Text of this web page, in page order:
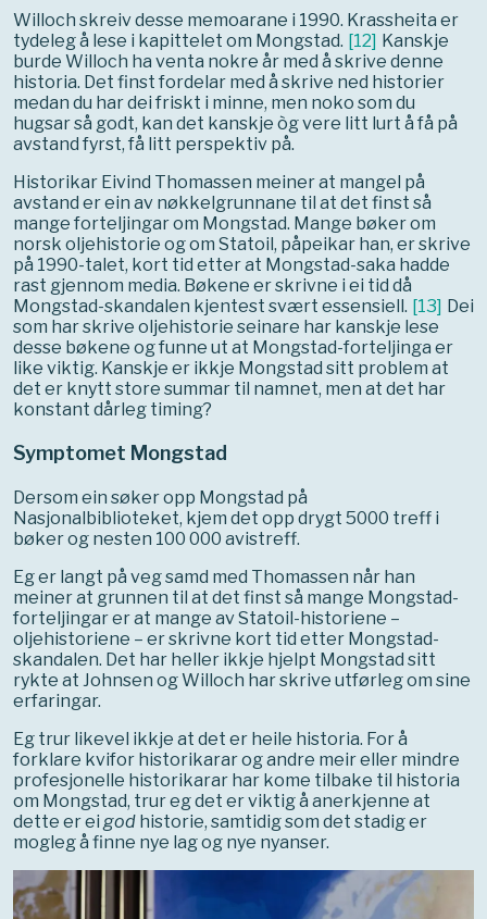
Willoch skreiv desse memoarane i 1990. Krassheita er
tydeleg å lese i kapittelet om Mongstad. [12] Kanskje
burde Willoch ha venta nokre år med å skrive denne
historia. Det finst fordelar med å skrive ned historier
medan du har dei friskt i minne, men noko som du
hugsar så godt, kan det kanskje òg vere litt lurt å få på
avstand fyrst, få litt perspektiv på.
Historikar Eivind Thomassen meiner at mangel på
avstand er ein av nøkkelgrunnane til at det finst så
mange forteljingar om Mongstad. Mange bøker om
norsk oljehistorie og om Statoil, påpeikar han, er skrive
på 1990-talet, kort tid etter at Mongstad-saka hadde
rast gjennom media. Bøkene er skrivne i ei tid då
Mongstad-skandalen kjentest svært essensiell. [13] Dei
som har skrive oljehistorie seinare har kanskje lese
desse bøkene og funne ut at Mongstad-forteljinga er
like viktig. Kanskje er ikkje Mongstad sitt problem at
det er knytt store summar til namnet, men at det har
konstant dårleg timing?
Symptomet Mongstad
Dersom ein søker opp Mongstad på
Nasjonalbiblioteket, kjem det opp drygt 5000 treff i
bøker og nesten 100 000 avistreff.
Eg er langt på veg samd med Thomassen når han
meiner at grunnen til at det finst så mange Mongstad-
forteljingar er at mange av Statoil-historiene –
oljehistoriene – er skrivne kort tid etter Mongstad-
skandalen. Det har heller ikkje hjelpt Mongstad sitt
rykte at Johnsen og Willoch har skrive utførleg om sine
erfaringar.
Eg trur likevel ikkje at det er heile historia. For å
forklare kvifor historikarar og andre meir eller mindre
profesjonelle historikarar har kome tilbake til historia
om Mongstad, trur eg det er viktig å anerkjenne at
dette er ei god historie, samtidig som det stadig er
mogleg å finne nye lag og nye nyanser.